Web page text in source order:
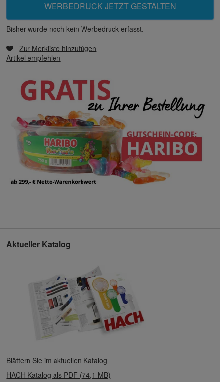
WERBEDRUCK JETZT GESTALTEN
Bisher wurde noch kein Werbedruck erfasst.
Zur Merkliste hinzufügen
Artikel empfehlen
Aktueller Katalog
Blättern Sie im aktuellen Katalog
HACH Katalog als PDF (74,1 MB)